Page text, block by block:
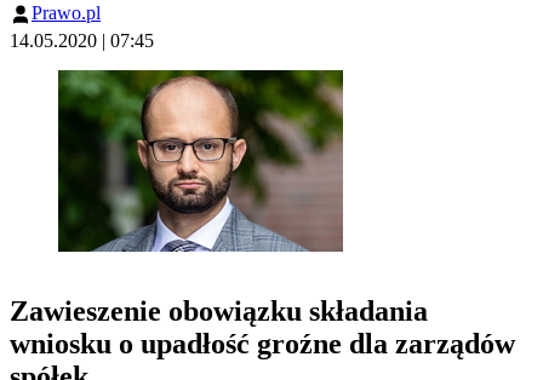
Prawo.pl
14.05.2020 | 07:45
Zawieszenie obowiązku składania
wniosku o upadłość groźne dla zarządów